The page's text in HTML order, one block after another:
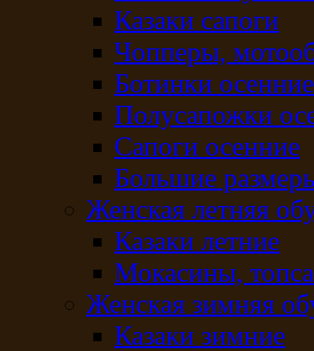
Казаки сапоги
Чопперы,
Ботинки осенние
Полусапожки
Сапоги осенние
Большие
Женская летняя
Казаки летние
Мокасины,
Женская зимняя
Казаки зимние